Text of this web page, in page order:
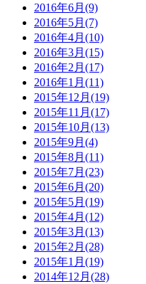
2016年6月(9)
2016年5月(7)
2016年4月(10)
2016年3月(15)
2016年2月(17)
2016年1月(11)
2015年12月(19)
2015年11月(17)
2015年10月(13)
2015年9月(4)
2015年8月(11)
2015年7月(23)
2015年6月(20)
2015年5月(19)
2015年4月(12)
2015年3月(13)
2015年2月(28)
2015年1月(19)
2014年12月(28)